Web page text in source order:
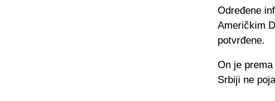
Određene
Američkim
potvrđene.
On je
Srbiji ne